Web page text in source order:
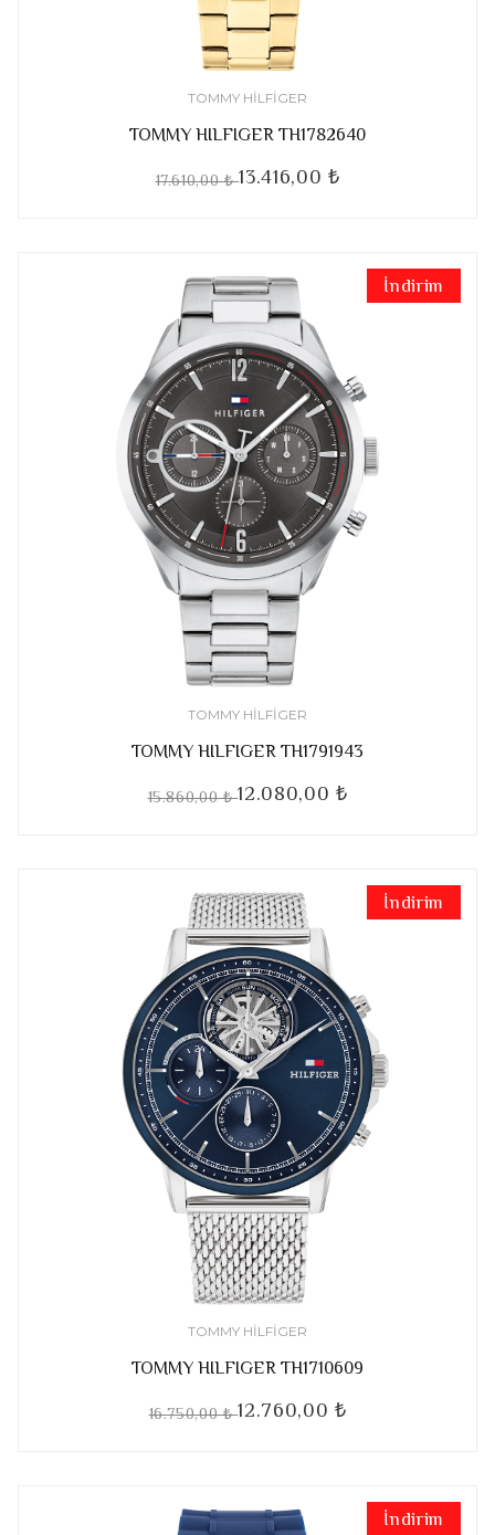
TOMMY HILFIGER
TOMMY HILFIGER TH1782640
17.610,00 ₺13.416,00 ₺
İndirim
TOMMY HILFIGER
TOMMY HILFIGER TH1791943
15.860,00 ₺12.080,00 ₺
İndirim
TOMMY HILFIGER
TOMMY HILFIGER TH1710609
16.750,00 ₺12.760,00 ₺
İndirim